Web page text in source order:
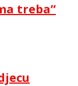
treba”